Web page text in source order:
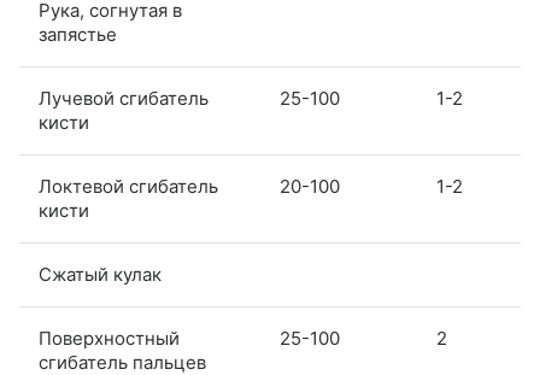
Рука, согнутая в
запястье
Лучевой сгибатель
кисти
25-100 1-2
Локтевой сгибатель
кисти
20-100 1-2
Сжатый кулак
Поверхностный
сгибатель пальцев
25-100 2